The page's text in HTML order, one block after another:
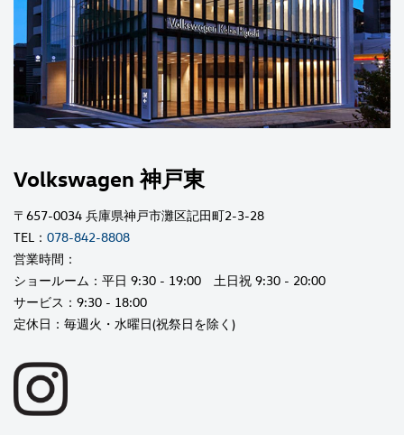
Volkswagen 神戸東
〒657-0034 兵庫県神戸市灘区記田町2-3-28
TEL： 078-842-8808
営業時間：
ショールーム：平日 9:30 - 19:00 土日祝 9:30 - 20:00
サービス：9:30 - 18:00
定休日：毎週火・水曜日(祝祭日を除く)